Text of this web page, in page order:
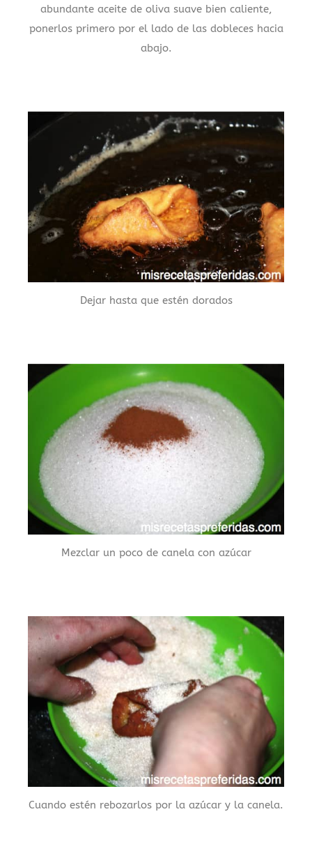
abundante aceite de oliva suave bien caliente,
ponerlos primero por el lado de las dobleces hacia
abajo.
Dejar hasta que estén dorados
Mezclar un poco de canela con azúcar
Cuando estén rebozarlos por la azúcar y la canela.